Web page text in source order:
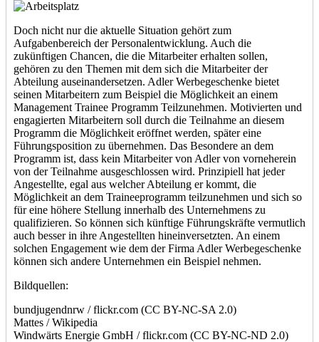
Doch nicht nur die aktuelle Situation gehört zum
Aufgabenbereich der Personalentwicklung. Auch die
zukünftigen Chancen, die die Mitarbeiter erhalten sollen,
gehören zu den Themen mit dem sich die Mitarbeiter der
Abteilung auseinandersetzen. Adler Werbegeschenke bietet
seinen Mitarbeitern zum Beispiel die Möglichkeit an einem
Management Trainee Programm Teilzunehmen. Motivierten und
engagierten Mitarbeitern soll durch die Teilnahme an diesem
Programm die Möglichkeit eröffnet werden, später eine
Führungsposition zu übernehmen. Das Besondere an dem
Programm ist, dass kein Mitarbeiter von Adler von vorneherein
von der Teilnahme ausgeschlossen wird. Prinzipiell hat jeder
Angestellte, egal aus welcher Abteilung er kommt, die
Möglichkeit an dem Traineeprogramm teilzunehmen und sich so
für eine höhere Stellung innerhalb des Unternehmens zu
qualifizieren. So können sich künftige Führungskräfte vermutlich
auch besser in ihre Angestellten hineinversetzten. An einem
solchen Engagement wie dem der Firma Adler Werbegeschenke
können sich andere Unternehmen ein Beispiel nehmen.
Bildquellen:
bundjugendnrw / flickr.com (CC BY-NC-SA 2.0)
Mattes / Wikipedia
Windwärts Energie GmbH / flickr.com (CC BY-NC-ND 2.0)